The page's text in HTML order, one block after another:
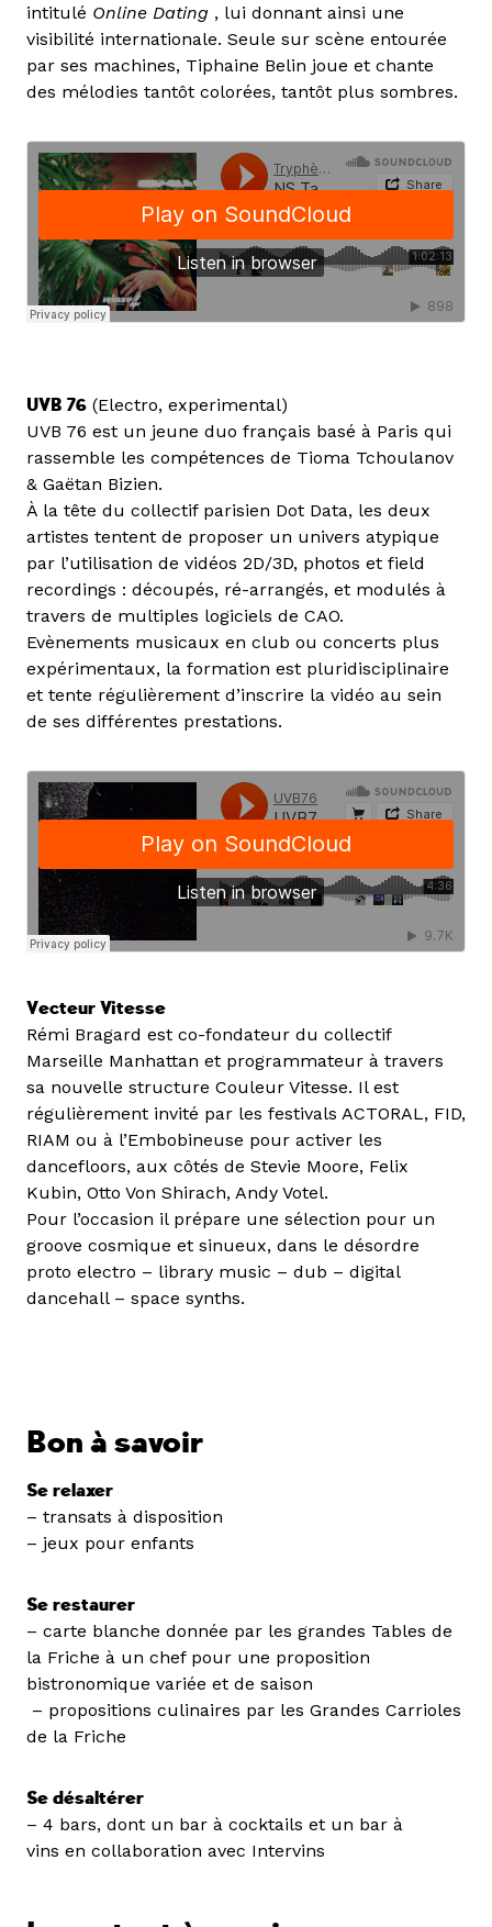
intitulé Online Dating , lui donnant ainsi une
visibilité internationale. Seule sur scène entourée
par ses machines, Tiphaine Belin joue et chante
des mélodies tantôt colorées, tantôt plus sombres.
UVB 76 (Electro, experimental)
UVB 76 est un jeune duo français basé à Paris qui
rassemble les compétences de Tioma Tchoulanov
& Gaëtan Bizien.
À la tête du collectif parisien Dot Data, les deux
artistes tentent de proposer un univers atypique
par l’utilisation de vidéos 2D/3D, photos et field
recordings : découpés, ré-arrangés, et modulés à
travers de multiples logiciels de CAO.
Evènements musicaux en club ou concerts plus
expérimentaux, la formation est pluridisciplinaire
et tente régulièrement d’inscrire la vidéo au sein
de ses différentes prestations.
Vecteur Vitesse
Rémi Bragard est co-fondateur du collectif
Marseille Manhattan et programmateur à travers
sa nouvelle structure Couleur Vitesse. Il est
régulièrement invité par les festivals ACTORAL, FID,
RIAM ou à l’Embobineuse pour activer les
dancefloors, aux côtés de Stevie Moore, Felix
Kubin, Otto Von Shirach, Andy Votel.
Pour l’occasion il prépare une sélection pour un
groove cosmique et sinueux, dans le désordre
proto electro – library music – dub – digital
dancehall – space synths.
Bon à savoir
Se relaxer
– transats à disposition
– jeux pour enfants
Se restaurer
– carte blanche donnée par les grandes Tables de
la Friche à un chef pour une proposition
bistronomique variée et de saison
– propositions culinaires par les Grandes Carrioles
de la Friche
Se désaltérer
– 4 bars, dont un bar à cocktails et un bar à
vins en collaboration avec Intervins